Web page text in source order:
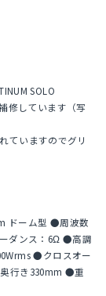
SOLO
修しています（写
ていますのでグリ
ドーム型 ●周波数
ダンス：6Ω ●高調
●クロスオー
行き330mm ●重